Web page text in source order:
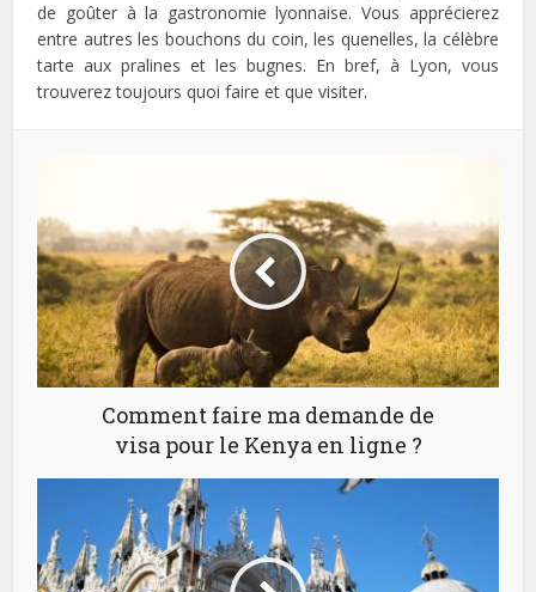
de goûter à la gastronomie lyonnaise. Vous apprécierez
entre autres les bouchons du coin, les quenelles, la célèbre
tarte aux pralines et les bugnes. En bref, à Lyon, vous
trouverez toujours quoi faire et que visiter.
Comment faire ma demande de
visa pour le Kenya en ligne ?